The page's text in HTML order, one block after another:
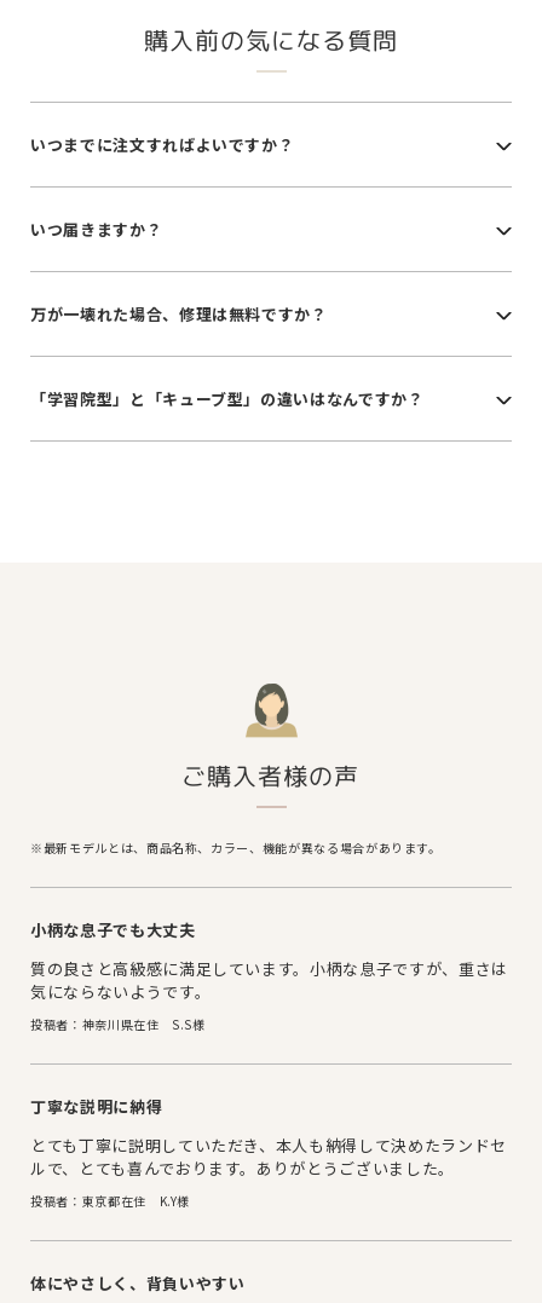
購入前の気になる質問
いつまでに注文すればよいですか？
いつ届きますか？
万が一壊れた場合、修理は無料ですか？
「学習院型」と「キューブ型」の違いはなんですか？
ご購入者様の声
※最新モデルとは、商品名称、カラー、機能が異なる場合があります。
小柄な息子でも大丈夫
質の良さと高級感に満足しています。小柄な息子ですが、重さは
気にならないようです。
投稿者：神奈川県在住 S.S様
丁寧な説明に納得
とても丁寧に説明していただき、本人も納得して決めたランドセ
ルで、とても喜んでおります。ありがとうございました。
投稿者：東京都在住 K.Y様
体にやさしく、背負いやすい